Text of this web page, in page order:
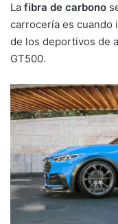
La fibra de carbono
carrocería es cuando
de los deportivos de
GT500.